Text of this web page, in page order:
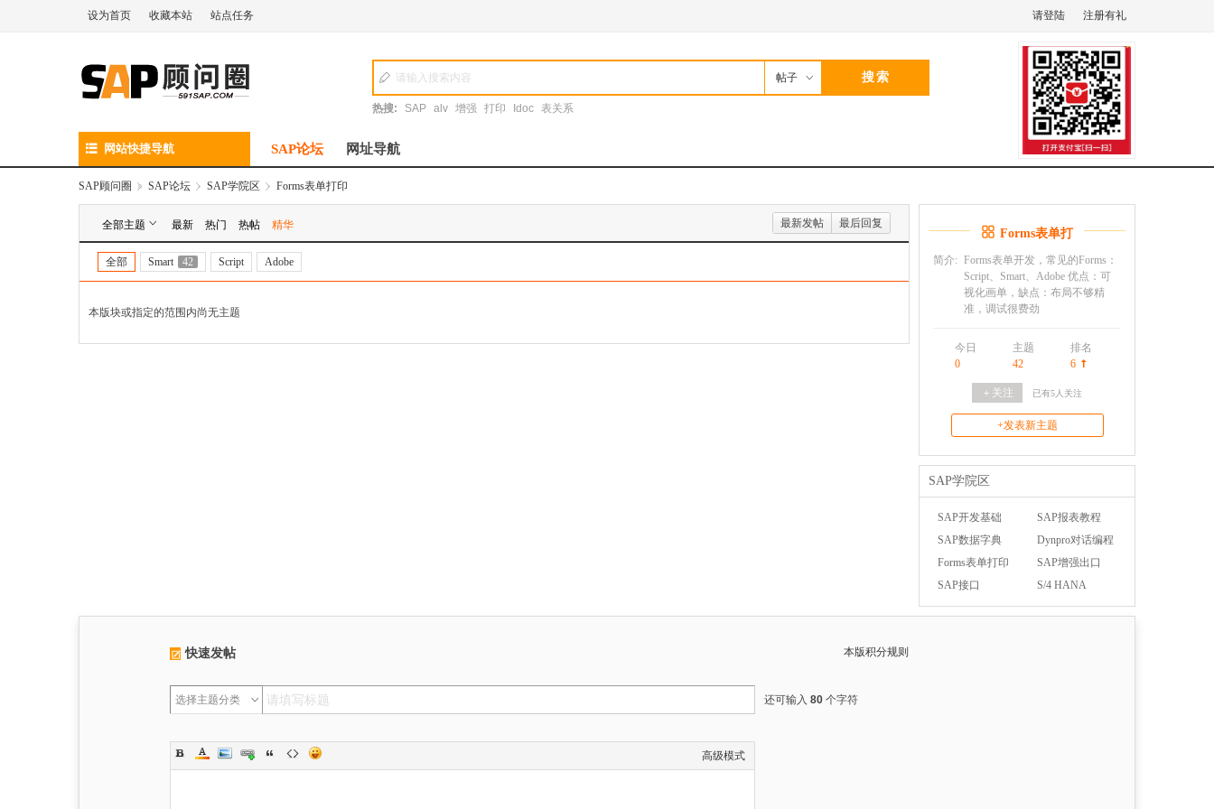
设为首页 收藏本站 站点任务 请登陆 注册有礼
帖子
热搜: SAP alv 增强 打印 Idoc 表关系
网站快捷导航 SAP论坛 网址导航
SAP顾问圈 » SAP论坛 › SAP学院区 › Forms表单打印
全部主题 最新 热门 热帖 精华 最新发帖 最后回复
全部 Smart 42 Script Adobe
本版块或指定的范围内尚无主题
Forms表单打
印
简介: Forms表单开发，常见的Forms：
Script、Smart、Adobe 优点：可
视化画单，缺点：布局不够精
准，调试很费劲
今日
0
主题
42
排名
6
＋关注 已有5 人关注
+发表新主题
SAP学院区
SAP开发基础
SAP报表教程
SAP数据字典
Dynpro对话编程
Forms表单打印
SAP增强出口
SAP接口
S/4 HANA
快速发帖 本版积分规则
选择主题分类 还可输入 80 个字符
高级模式